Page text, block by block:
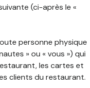
(ci-après le «
personne physique
» ou « vous ») qui
les cartes et
clients du restaurant.